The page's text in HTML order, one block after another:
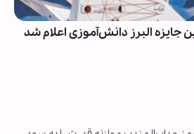
البرز دانش‌آموزی اعلام شد